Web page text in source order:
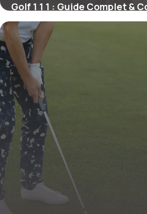
Golf 1 1 1 : Guide Complet &
21 mai 2026